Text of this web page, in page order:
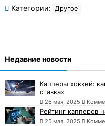
Категории: Другое
Недавние новости
Капперы хоккей:
ставках
26 мая, 2025
Рейтинг капперов
25 мая, 2025